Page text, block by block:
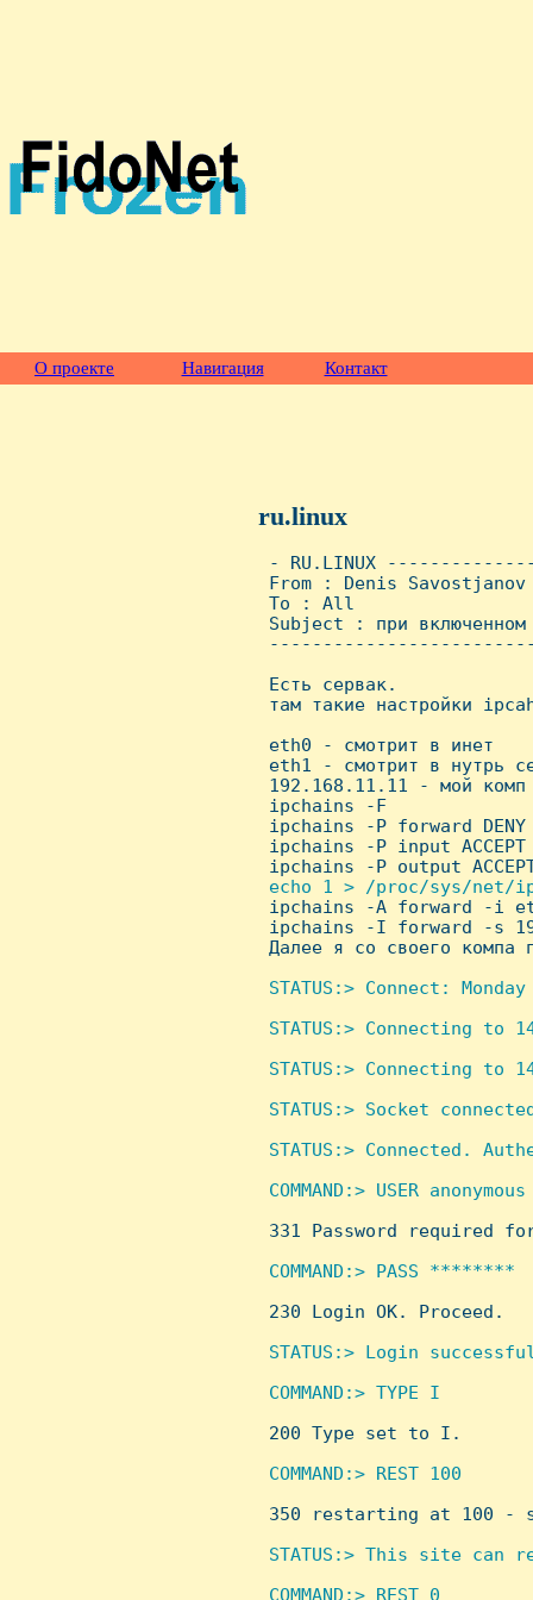
О проекте Навигация Контакт
ru.linux
- RU.LINUX
From : Denis
To : All
Subject : при включенном
Есть сервак.
там такие настройки
eth0 - смотрит в инет
eth1 - смотрит в нутрь
192.168.11.11 - мой комп
ipchains -F
ipchains -P forward DENY
ipchains -P input ACCEPT
ipchains -P output
echo 1 > /proc/sys/net/
ipchains -A forward -i
ipchains -I forward -s
Далее я со своего
STATUS:> Connect:
STATUS:> Connecting to
STATUS:> Connecting to
STATUS:> Socket
STATUS:> Connected.
COMMAND:> USER anonymous
331 Password required
COMMAND:> PASS ********
230 Login OK. Proceed.
STATUS:> Login
COMMAND:> TYPE I
200 Type set to I.
COMMAND:> REST 100
350 restarting at 100 -
STATUS:> This site can
COMMAND:> REST 0